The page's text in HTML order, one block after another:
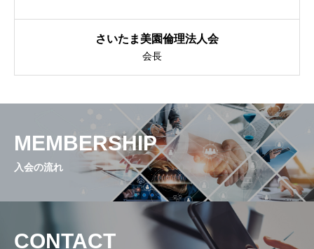
さいたま美園倫理法人会
会長
MEMBERSHIP
入会の流れ
CONTACT